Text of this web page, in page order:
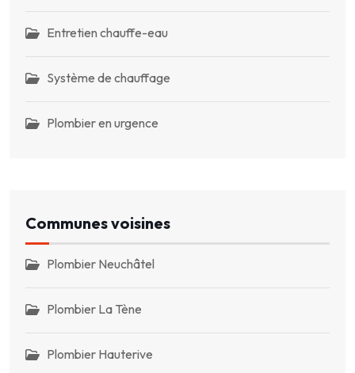
Entretien chauffe-eau
Système de chauffage
Plombier en urgence
Communes voisines
Plombier Neuchâtel
Plombier La Tène
Plombier Hauterive